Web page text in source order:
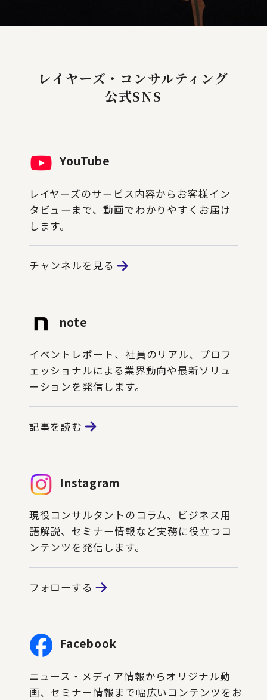
レイヤーズ・コンサルティング
公式SNS
YouTube
レイヤーズのサービス内容からお客様イン
タビューまで、動画でわかりやすくお届け
します。
チャンネルを見る
note
イベントレポート、社員のリアル、プロフ
ェッショナルによる業界動向や最新ソリュ
ーションを発信します。
記事を読む
Instagram
現役コンサルタントのコラム、ビジネス用
語解説、セミナー情報など実務に役立つコ
ンテンツを発信します。
フォローする
Facebook
ニュース・メディア情報からオリジナル動
画、セミナー情報まで幅広いコンテンツをお